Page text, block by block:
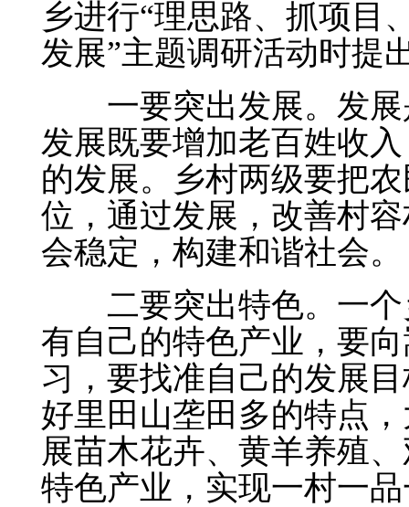
乡进行“理思路、抓项目
发展”主题调研活动时提
一要突出发展。发
发展既要增加老百姓收
的发展。乡村两级要把
位，通过发展，改善村
会稳定，构建和谐社会。
二要突出特色。 一
有自己的特色产业，要
习，要找准自己的发展
好里田山垄田多的特点
展苗木花卉、黄羊养殖
特色产业，实现一村一